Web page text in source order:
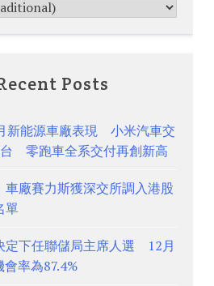
Posts
新能源車廠表現 小米汽車交
零跑車全系交付再創新高
車廠賽力斯獲深交所調入港股
單
定下任聯儲局主席人選 12月
率為87.4%